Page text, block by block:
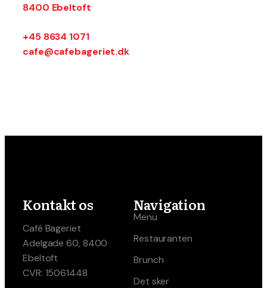
​8400 Ebeltoft
+45 8634 1071
cafe@cafebageriet.dk
Navigation
Menu
Restauranten
Brunch
Det sker
Kontakt os
Café Bageriet
Adelgade 60, 8400
Ebeltoft
CVR: 15061448